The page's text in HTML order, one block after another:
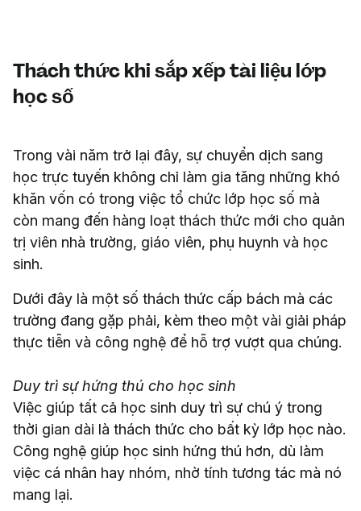
Thách thức khi sắp xếp tài liệu lớp
học số
Trong vài năm trở lại đây, sự chuyển dịch sang
học trực tuyến không chỉ làm gia tăng những khó
khăn vốn có trong việc tổ chức lớp học số mà
còn mang đến hàng loạt thách thức mới cho quản
trị viên nhà trường, giáo viên, phụ huynh và học
sinh.
Dưới đây là một số thách thức cấp bách mà các
trường đang gặp phải, kèm theo một vài giải pháp
thực tiễn và công nghệ để hỗ trợ vượt qua chúng.
Duy trì sự hứng thú cho học sinh
Việc giúp tất cả học sinh duy trì sự chú ý trong
thời gian dài là thách thức cho bất kỳ lớp học nào.
Công nghệ giúp học sinh hứng thú hơn, dù làm
việc cá nhân hay nhóm, nhờ tính tương tác mà nó
mang lại.